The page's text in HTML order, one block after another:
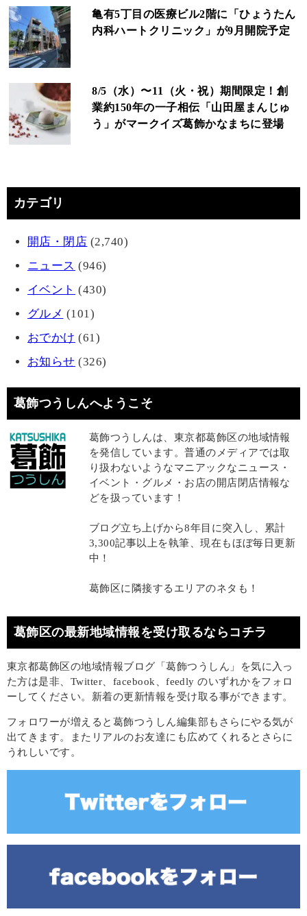
亀有5丁目の医療ビル2階に「ひょうたん
内科ハートクリニック」が9月開院予定
8/5（水）〜11（火・祝）期間限定！創
業約150年の一子相伝「山田屋まんじゅ
う」がマークイズ葛飾かなまちに登場
カテゴリ
開店・閉店 (2,740)
ニュース (946)
イベント (430)
グルメ (101)
おでかけ (61)
お知らせ (326)
葛飾つうしんへようこそ
葛飾つうしんは、東京都葛飾区の地域情報
を発信しています。普通のメディアでは取
り扱わないようなマニアックなニュース・
イベント・グルメ・お店の開店閉店情報な
どを扱っています！
ブログ立ち上げから8年目に突入し、累計
3,300記事以上を執筆、現在もほぼ毎日更新
中！
葛飾区に隣接するエリアのネタも！
葛飾区の最新地域情報を受け取るならコチラ
東京都葛飾区の地域情報ブログ「葛飾つうしん」を気に入っ
た方は是非、Twitter、facebook、feedly のいずれかをフォロ
ーしてください。新着の更新情報を受け取る事ができます。
フォロワーが増えると葛飾つうしん編集部もさらにやる気が
出てきます。またリアルのお友達にも広めてくれるとさらに
うれしいです。